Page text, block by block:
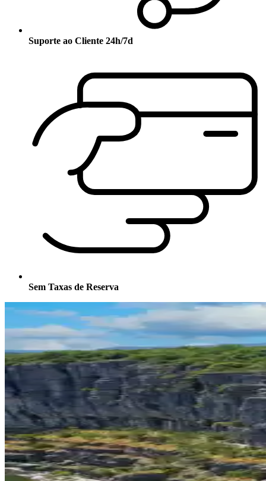
Suporte ao Cliente 24h/7d
Sem Taxas de Reserva